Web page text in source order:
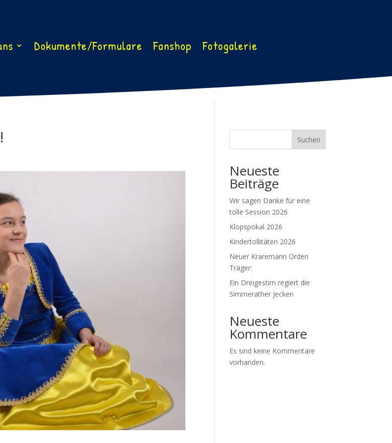
Dokumente/Formulare Fanshop Fotogalerie
Suchen
Neueste
Beiträge
Wir sagen Danke für eine
tolle Session 2026
Klopspokal 2026
Kindertollitäten 2026
Neuer Kraremann Orden
Träger:
Ein Dreigestirn regiert die
Simmerather Jecken
Neueste
Kommentare
Es sind keine Kommentare
vorhanden.